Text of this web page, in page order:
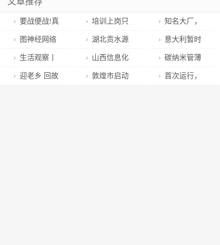
要战便战!真
我GT Neo5SE
预热参数汇总
对比友商战力
培训上岗只
需28天，“素
人”推荐官靠谱
吗
知名大厂，
申请破产
图神经网络
的数学原理总
结
湖北贡水源
公司荣获“湖北
工匠杯”电商直
意大利暂时
禁用
ChatGPT，AI
生活观察丨
变味的“第三方
山西信息化
和工业化融合
碳纳米管薄
膜电学输运性
迎老乡 回故 敦煌市启动 首次运行，